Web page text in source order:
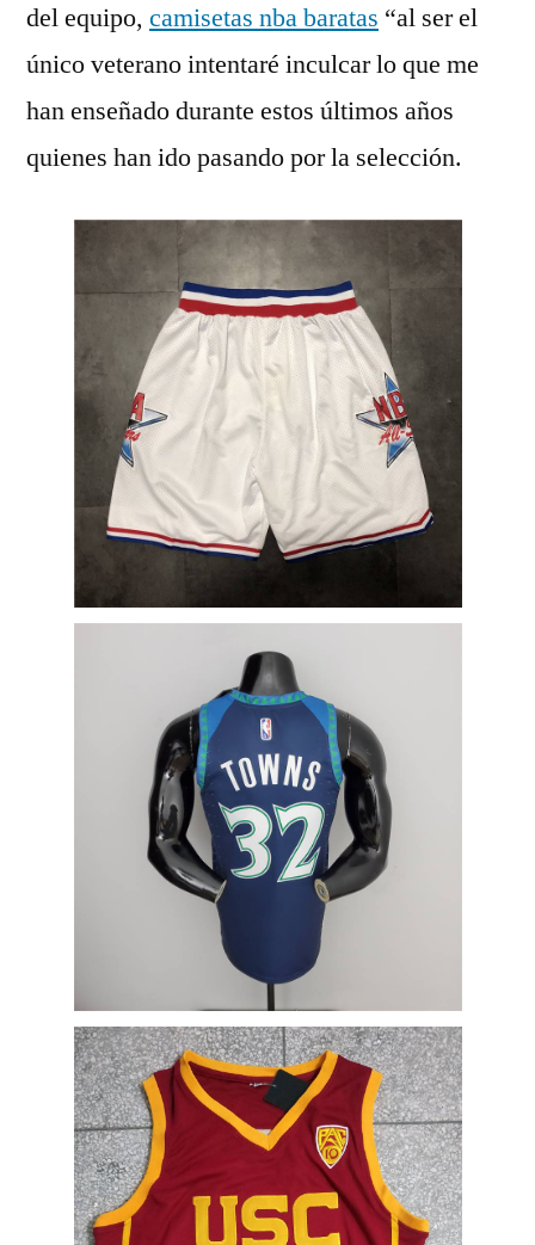
del equipo, camisetas nba baratas “al ser el
único veterano intentaré inculcar lo que me
han enseñado durante estos últimos años
quienes han ido pasando por la selección.